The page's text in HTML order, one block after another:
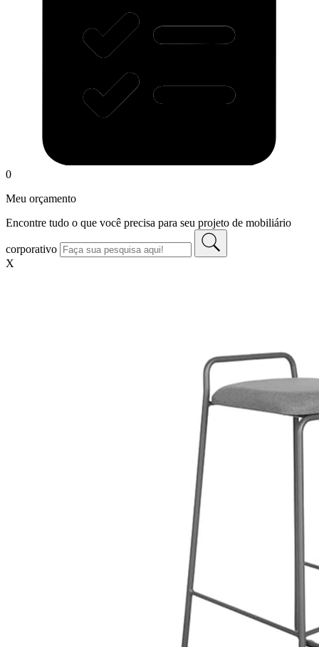
0
Meu orçamento
Encontre tudo o que você precisa para seu projeto de mobiliário
corporativo
X